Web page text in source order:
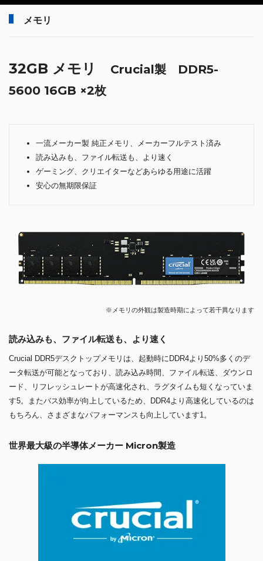
メモリ
32GB メモリ
Crucial製 DDR5-
5600 16GB ×2枚
一流メーカー製 純正メモリ、メーカーフルテスト済み
読み込みも、ファイル転送も、より速く
ゲーミング、クリエイターなどあらゆる用途に活躍
安心の無期限保証
※メモリの外観は製造時期によって若干異なります
読み込みも、ファイル転送も、より速く
Crucial DDR5デスクトップメモリは、起動時にDDR4より50%多くのデ
ータ転送が可能となっており、読み込み時間、ファイル転送、ダウンロ
ード、リフレッシュレートが高速化され、ラグタイムも短くなっていま
す5。またバス効率が向上しているため、DDR4より高速化しているのは
もちろん、さまざまなパフォーマンスも向上しています1。
世界最大級の半導体メーカー Micron製造